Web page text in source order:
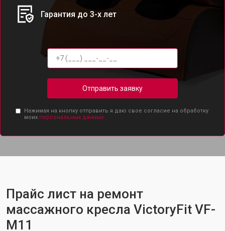
Гарантия до 3-х лет
Отправить заявку
Нажимая на кнопку отправить я даю свое согласие на обработку
моих персональных данных.
Прайс лист на ремонт
массажного кресла VictoryFit VF-
M11